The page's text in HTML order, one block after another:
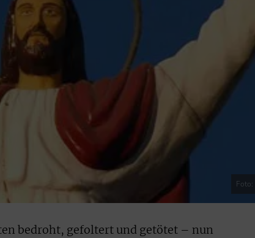
Foto:
bedroht, gefoltert und getötet – nun